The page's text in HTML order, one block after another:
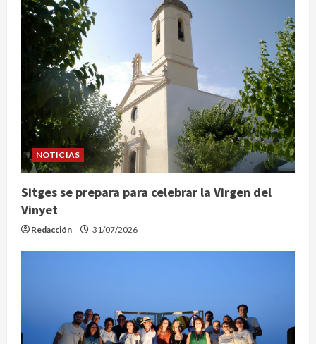
i
n
e
e
n
t
r
a
NOTICIAS
Sitges se prepara para celebrar la Virgen del
Vinyet
Redacción 31/07/2026